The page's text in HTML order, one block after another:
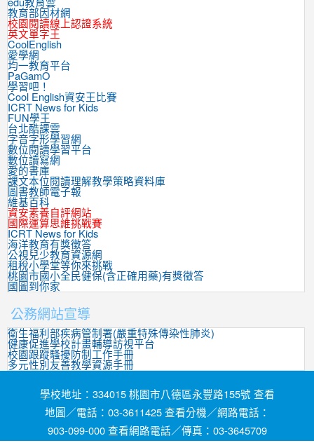
edu教育雲
教育部因材網
校園閱讀線上認證系統
英文單字王
CoolEnglish
愛學網
均一教育平台
PaGamO
學習吧！
Cool English資安王比賽
ICRT News for Kids
FUN學王
台北酷課雲
字音字形學習網
數位閱讀學習平台
數位讀寫網
愛的書庫
課文本位閱讀理解教學策略資料庫
圖書教師電子報
維基百科
資安素養自評網站
國際運算思維挑戰賽
ICRT News for Kids
海洋教育有獎徵答
公視兒少教育資源網
租稅小學堂等你來挑戰
桃園市國小全民健保(含正確用藥)有獎徵答
國圖到你家
公務網站宣導
衛生福利部疾病管制署(嚴重特殊傳染性肺炎)
健康促進學校計畫輔導訪視平台
校園跟蹤騷擾防制工作手冊
多元性別友善教學資源手冊
學校地址：334015 桃園市八德區永豐路155號 查看
地圖／電話：03-3611425 查看分機／網路電話：
903-099-000 查看網路電話／傳真：03-3645709